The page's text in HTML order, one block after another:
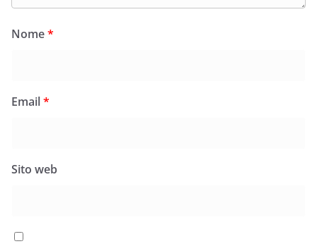
Nome*
Email*
Sito web